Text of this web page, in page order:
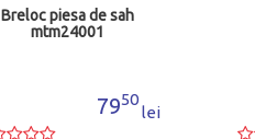
Breloc piesa de sah
mtm24001
7950
lei